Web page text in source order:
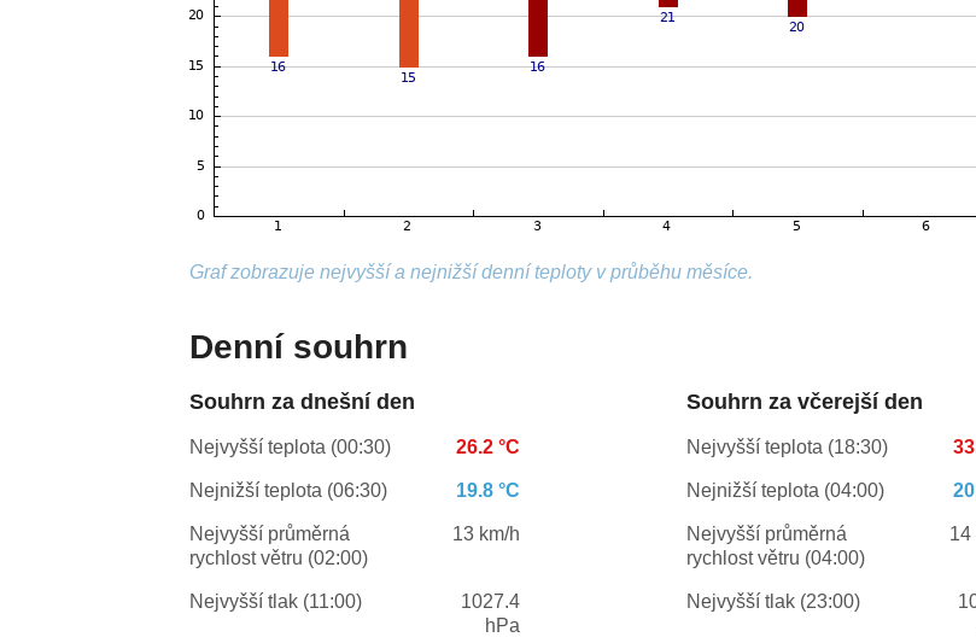
Graf zobrazuje nejvyšší a nejnižší denní teploty v průběhu měsíce.
Denní souhrn
Souhrn za dnešní den
Nejvyšší teplota (00:30) 26.2 °C
Nejnižší teplota (06:30) 19.8 °C
Nejvyšší průměrná
rychlost větru (02:00)
13 km/h
Nejvyšší tlak (11:00)
1027.4
hPa
Souhrn za včerejší den
Nejvyšší teplota (18:30)
Nejnižší teplota (04:00)
Nejvyšší průměrná
rychlost větru (04:00)
14
Nejvyšší tlak (23:00)